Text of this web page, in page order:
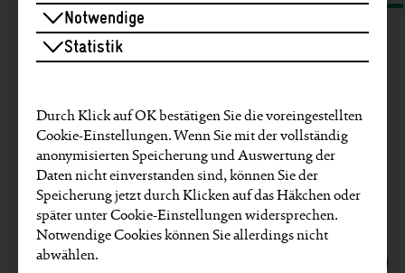
Artikel zu diesen Themen finden:
EU Video Partnerstimmen Europa
Projekte Kennzahlen GRI-Reporting
Gender Mitarbeitende Unternehmen
Umwelt und Klima Menschenrechte
Lieferketten
Notwendige
Statistik
Durch Klick auf OK bestätigen Sie die voreingestellten
Cookie-Einstellungen. Wenn Sie mit der vollständig
anonymisierten Speicherung und Auswertung der
Daten nicht einverstanden sind, können Sie der
Speicherung jetzt durch Klicken auf das Häkchen oder
später unter Cookie-Einstellungen widersprechen.
Notwendige Cookies können Sie allerdings nicht
abwählen.